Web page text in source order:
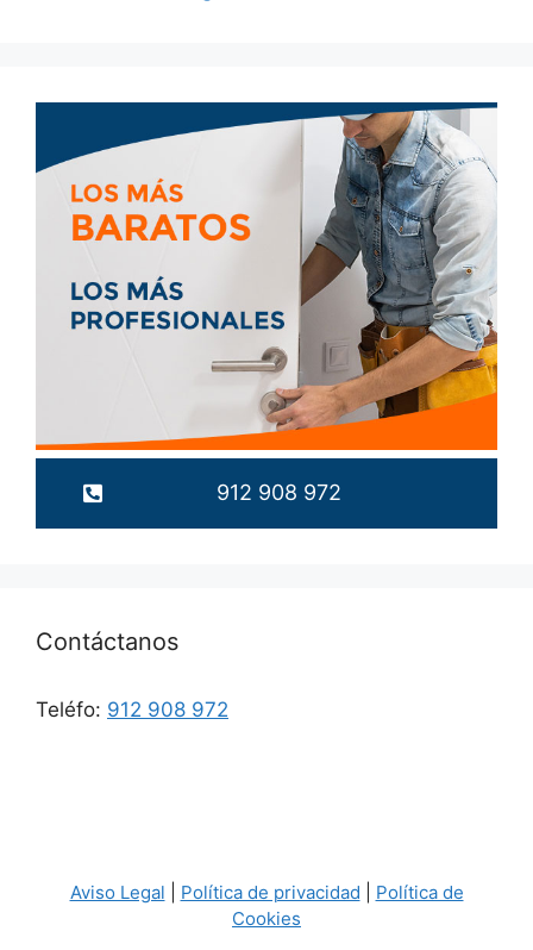
912 908 972
Contáctanos
Teléfo: 912 908 972
Aviso Legal Política de privacidad
Política de
Cookies